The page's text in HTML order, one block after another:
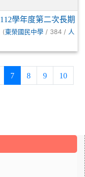
學年度第二次長期
(東榮國民中學 / 384 / 人
7(current)
8 9 10